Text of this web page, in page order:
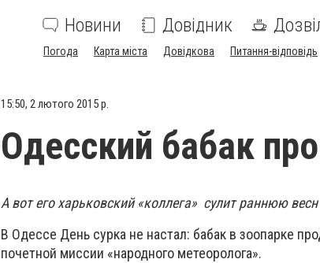
Новини Довідник
Погода Карта міста Довідкова Питання-відповідь
15:50, 2 лютого 2015 р.
Одесский бабак
А вот его харьковский «коллега» сулит раннюю весн
В Одессе День сурка не настал: бабак в зоопарке
почетной миссии «народного метеоролога».